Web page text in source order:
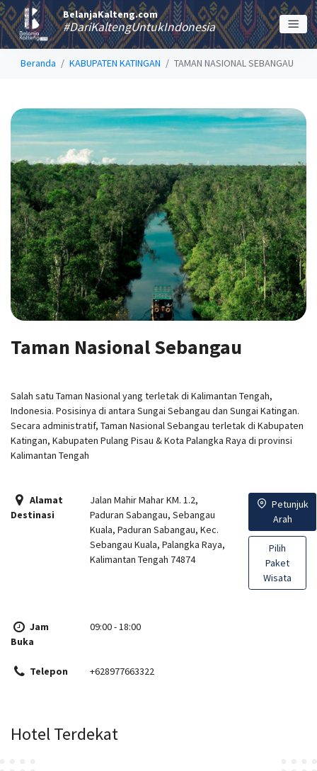
BelanjaKalteng.com
#DariKaltengUntukIndonesia
Beranda KABUPATEN KATINGAN TAMAN NASIONAL SEBANGAU
Taman Nasional Sebangau
Salah satu Taman Nasional yang terletak di Kalimantan Tengah,
Indonesia. Posisinya di antara Sungai Sebangau dan Sungai Katingan.
Secara administratif, Taman Nasional Sebangau terletak di Kabupaten
Katingan, Kabupaten Pulang Pisau & Kota Palangka Raya di provinsi
Kalimantan Tengah
Alamat
Destinasi
Jalan Mahir Mahar KM. 1.2,
Paduran Sabangau, Sebangau
Kuala, Paduran Sabangau, Kec.
Sebangau Kuala, Palangka Raya,
Kalimantan Tengah 74874
Petunjuk
Arah
Pilih
Paket
Wisata
Jam
Buka
09:00 - 18:00
Telepon +628977663322
Hotel Terdekat